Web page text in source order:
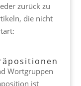
zurück zu
die nicht
Wortgruppen
ist